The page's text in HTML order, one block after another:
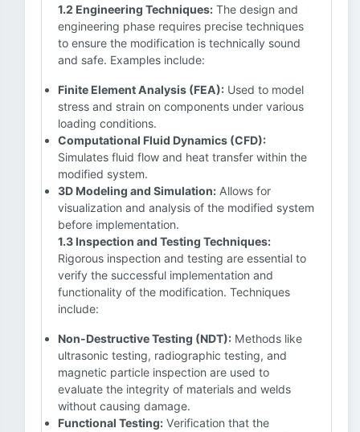
1.2 Engineering Techniques: The design and
engineering phase requires precise techniques
to ensure the modification is technically sound
and safe. Examples include:
Finite Element Analysis (FEA): Used to model
stress and strain on components under various
loading conditions.
Computational Fluid Dynamics (CFD):
Simulates fluid flow and heat transfer within the
modified system.
3D Modeling and Simulation: Allows for
visualization and analysis of the modified system
before implementation.
1.3 Inspection and Testing Techniques:
Rigorous inspection and testing are essential to
verify the successful implementation and
functionality of the modification. Techniques
include:
Non-Destructive Testing (NDT): Methods like
ultrasonic testing, radiographic testing, and
magnetic particle inspection are used to
evaluate the integrity of materials and welds
without causing damage.
Functional Testing: Verification that the